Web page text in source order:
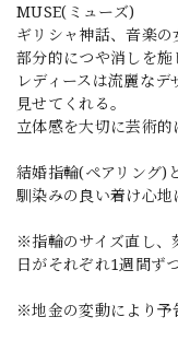
MUSE(ミューズ)
ギリシャ神話、音楽の
部分的につや消しを施
レディースは流麗な
見せてくれる。
立体感を大切に芸術的
結婚指輪(ペアリング)
馴染みの良い着け心地
※指輪のサイズ直し、
日がそれぞれ1週間ず
※地金の変動により予